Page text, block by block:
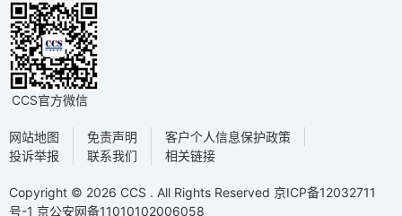
CCS官方微信
网站地图 免责声明
客户个人信息保护政策
投诉举报
联系我们 相关链接
Copyright © 2026 CCS . All Rights Reserved 京ICP备12032711
号-1 京公安网备11010102006058